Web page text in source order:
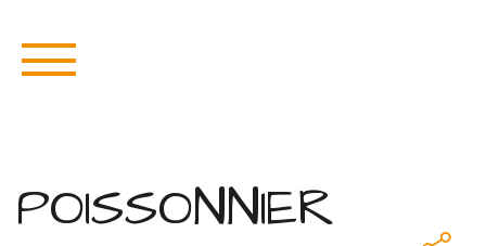
POISSONNIER